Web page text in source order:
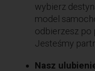
wybierz
model
odbierzesz po
Jesteśmy
Nasz